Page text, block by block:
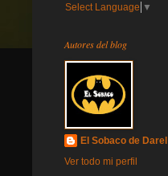
Select Language ▼
Autores del blog
El Sobaco de Darel
Ver todo mi perfil